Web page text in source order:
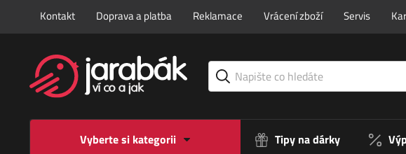
Kontakt Doprava a platba Reklamace Vrácení zboží Servis
Vyberte si kategorii Tipy na dárky